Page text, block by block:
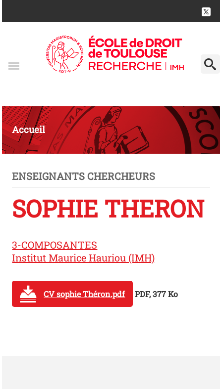
Accueil
ENSEIGNANTS CHERCHEURS
SOPHIE THERON
3-COMPOSANTES
Institut Maurice Hauriou (IMH)
CV sophie Théron.pdf PDF, 377 Ko